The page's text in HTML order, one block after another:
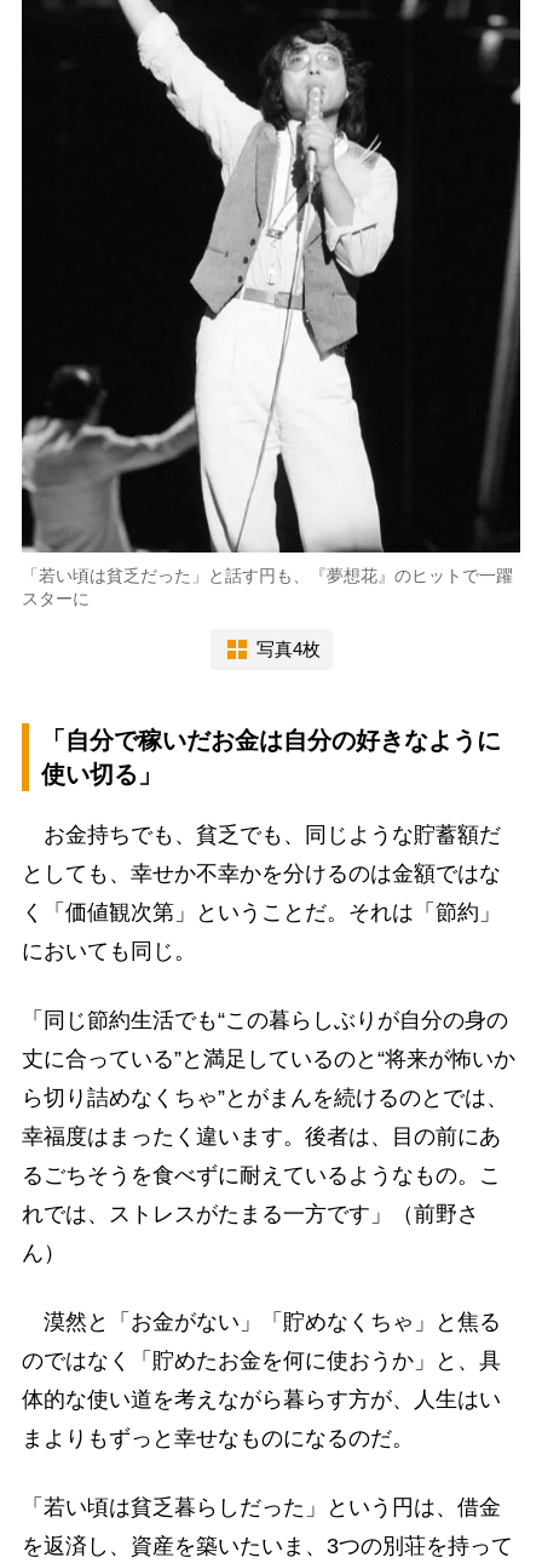
「若い頃は貧乏だった」と話す円も、『夢想花』のヒットで一躍
スターに
写真4枚
「自分で稼いだお金は自分の好きなように
使い切る」
お金持ちでも、貧乏でも、同じような貯蓄額だ
としても、幸せか不幸かを分けるのは金額ではな
く「価値観次第」ということだ。それは「節約」
においても同じ。
「同じ節約生活でも“この暮らしぶりが自分の身の
丈に合っている”と満足しているのと“将来が怖いか
ら切り詰めなくちゃ”とがまんを続けるのとでは、
幸福度はまったく違います。後者は、目の前にあ
るごちそうを食べずに耐えているようなもの。こ
れでは、ストレスがたまる一方です」（前野さ
ん）
漠然と「お金がない」「貯めなくちゃ」と焦る
のではなく「貯めたお金を何に使おうか」と、具
体的な使い道を考えながら暮らす方が、人生はい
まよりもずっと幸せなものになるのだ。
「若い頃は貧乏暮らしだった」という円は、借金
を返済し、資産を築いたいま、3つの別荘を持って